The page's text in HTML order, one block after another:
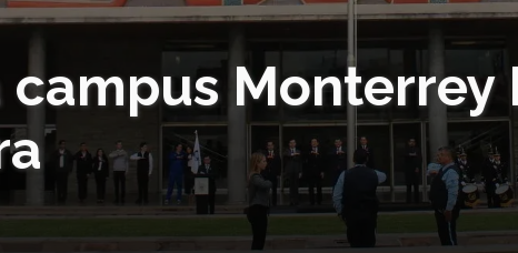
Monterrey